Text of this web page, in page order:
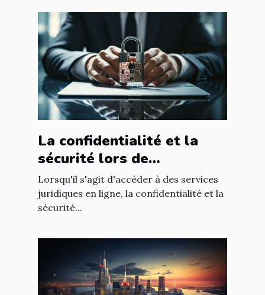
La confidentialité et la
sécurité lors de
l'utilisation d'un avocat en
ligne
Lorsqu'il s'agit d'accéder à des services
juridiques en ligne, la confidentialité et la
sécurité...